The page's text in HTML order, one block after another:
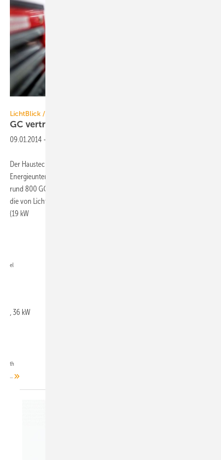
LichtBlick / GC-Gruppe
GC vertreibt
09.01.2014 -
Der Haustechnik-Fachgroßhändler GC-Gruppe und das
Energieunternehmen LichtBlick arbeiten künftig zusammen. Über die
rund 800 GC-Standorte in Deutschland werden seit November 2013
die von LichtBlick und Volkswagen entwickelten ZuhauseKraftwerke
(19 kW
el
, 36 kW
th